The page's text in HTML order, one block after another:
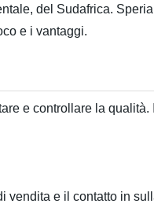
del Sudafrica.
e i vantaggi.
e controllare la
e il contatto in